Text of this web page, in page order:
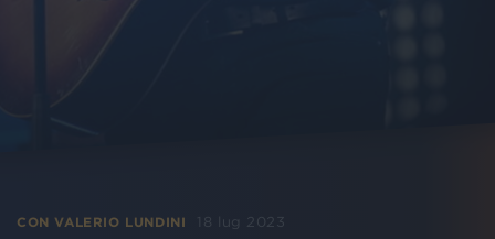
CON VALERIO LUNDINI 18 lug 2023